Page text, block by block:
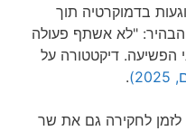
בדמוקרטיה תוך
"לא אשתף פעולה
הפשיעה. דיקטטורה על
.
לזמן לחקירה גם את שר